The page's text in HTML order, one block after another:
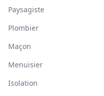
Paysagiste
Plombier
Maçon
Menuisier
Isolation